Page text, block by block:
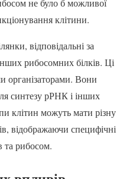
не було б можливої
клітини.
відповідальні за
рибосомних білків. Ці
організаторами. Вони
синтезу рРНК і інших
клітин можуть мати різну
відображаючи специфічні
та рибосом.